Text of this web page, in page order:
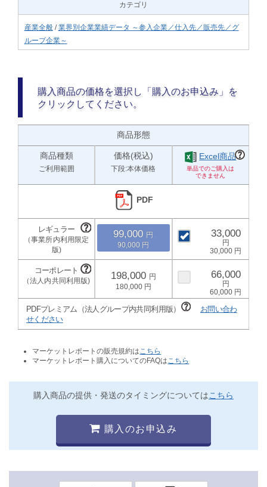
カテゴリ
産業全般/業界別企業業績データ ～参入企業／仕入先／販売先／グ
ループ企業～
購入商品の価格を選択し「購入のお申込み」を
クリックしてください。
商品形態
商品種類
ご利用範囲
価格(税込)
下段:本体価格
Excel商品
PDF
99,000
90,000
33,000
30,000
198,000
180,000
66,000
60,000
PDFプレミアム（法人グループ内共同利用版）
お問い合わ
せください
マーケットレポートの販売規約は こちら
マーケットレポート購入についてのFAQは こちら
購入商品の提供・発送のタイミングについてはこちら
購入のお申込み